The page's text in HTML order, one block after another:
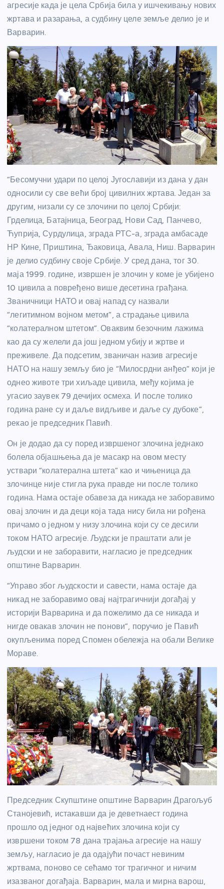
агресије када је цела Србија била у ишчекивању нових
жртава и разарања, а судбину целе земље делио је и
Варварин.
“Бесомучни удари по целој Југославији из дана у дан
односили су све већи број цивилних жртава. Један за
другим, низали су се злочини по целој Србији:
Грделица, Батајница, Београд, Нови Сад, Панчево,
Ћуприја, Сурдулица, зграда РТС-а, зграда амбасаде
НР Кине, Приштина, Ђаковица, Авала, Ниш. Варварин
је делио судбину своје Србије. У сред дана, тог 30.
маја 1999. године, извршен је злочин у коме је убијено
10 цивила а повређено више десетина грађана.
Званичници НАТО и овај напад су назвали
“легитимном војном метом”, а страдање цивила
“колатералном штетом”. Оваквим безочним лажима
као да су желели да још једном убију и жртве и
преживеле. Да подсетим, званичан назив агресије
НАТО на нашу земљу био је “Милосрдни анђео” који је
однео животе три хиљаде цивила, међу којима је
угасио заувек 79 дечијих осмеха. И после толико
година ране су и даље видљиве и даље су дубоке”,
рекао је председник Павић.
Он је додао да су поред извршеног злочина једнако
болела објашњења да је масакр на овом месту
уствари “колатерална штета” као и чињеница да
злочинце није стигла рука правде ни после толико
година. Нама остаје обавеза да никада не заборавимо
овај злочин и да деци која тада нису била ни рођена
причамо о једном у низу злочина који су се десили
током НАТО агресије. Људски је праштати али је
људски и не заборавити, нагласио је председник
општине Варварин.
“Управо због људскости и савести, нама остаје да
никад не заборавимо овај најтрагичнији догађај у
историји Варварина и да пожелимо да се никада и
нигде овакав злочин не понови”, поручио је Павић
окупљенима поред Спомен обележја на обали Велике
Мораве.
Председник Скупштине општине Варварин Драгољуб
Станојевић, истакавши да је деветнаест година
прошло од једног од највећих злочина који су
извршени током 78 дана трајања агресије на нашу
земљу, нагласио је да одајући почаст невиним
жртвама, поново се сећамо тог трагичног и ничим
изазваног догађаја. Варварин, мала и мирна варош,